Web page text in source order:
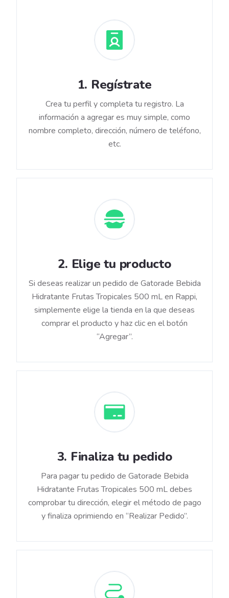
1. Regístrate
Crea tu perfil y completa tu registro. La
información a agregar es muy simple, como
nombre completo, dirección, número de teléfono,
etc.
2. Elige tu producto
Si deseas realizar un pedido de Gatorade Bebida
Hidratante Frutas Tropicales 500 mL en Rappi,
simplemente elige la tienda en la que deseas
comprar el producto y haz clic en el botón
“Agregar”.
3. Finaliza tu pedido
Para pagar tu pedido de Gatorade Bebida
Hidratante Frutas Tropicales 500 mL debes
comprobar tu dirección, elegir el método de pago
y finaliza oprimiendo en “Realizar Pedido”.